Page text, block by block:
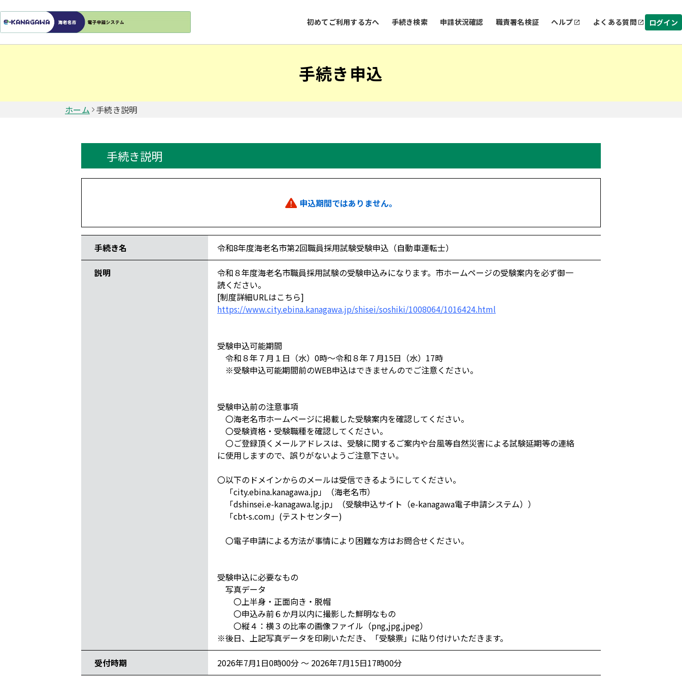
初めてご利用する方へ 手続き検索 申請状況確認 職責署名検証 ヘルプ よくある質問 ログイン
手続き申込
ホーム 手続き説明
手続き説明
申込期間ではありません。
手続き名 令和8年度海老名市第2回職員採用試験受験申込（自動車運転士）
説明
令和８年度海老名市職員採用試験の受験申込みになります。市ホームページの受験案内を必ず御一
読ください。
[制度詳細URLはこちら]
https://www.city.ebina.kanagawa.jp/shisei/soshiki/1008064/1016424.html
受験申込可能期間
令和８年７月１日（水）0時～令和８年７月15日（水）17時
※受験申込可能期間前のWEB申込はできませんのでご注意ください。
受験申込前の注意事項
〇海老名市ホームページに掲載した受験案内を確認してください。
〇受験資格・受験職種を確認してください。
〇ご登録頂くメールアドレスは、受験に関するご案内や台風等自然災害による試験延期等の連絡
に使用しますので、誤りがないようご注意下さい。
〇以下のドメインからのメールは受信できるようにしてください。
「city.ebina.kanagawa.jp」（海老名市）
「dshinsei.e-kanagawa.lg.jp」（受験申込サイト（e-kanagawa電子申請システム））
「cbt-s.com」(テストセンター)
〇電子申請による方法が事情により困難な方はお問合せください。
受験申込に必要なもの
写真データ
〇上半身・正面向き・脱帽
〇申込み前６か月以内に撮影した鮮明なもの
〇縦４：横３の比率の画像ファイル（png,jpg,jpeg）
※後日、上記写真データを印刷いただき、「受験票」に貼り付けいただきます。
受付時期 2026年7月1日0時00分 ～ 2026年7月15日17時00分